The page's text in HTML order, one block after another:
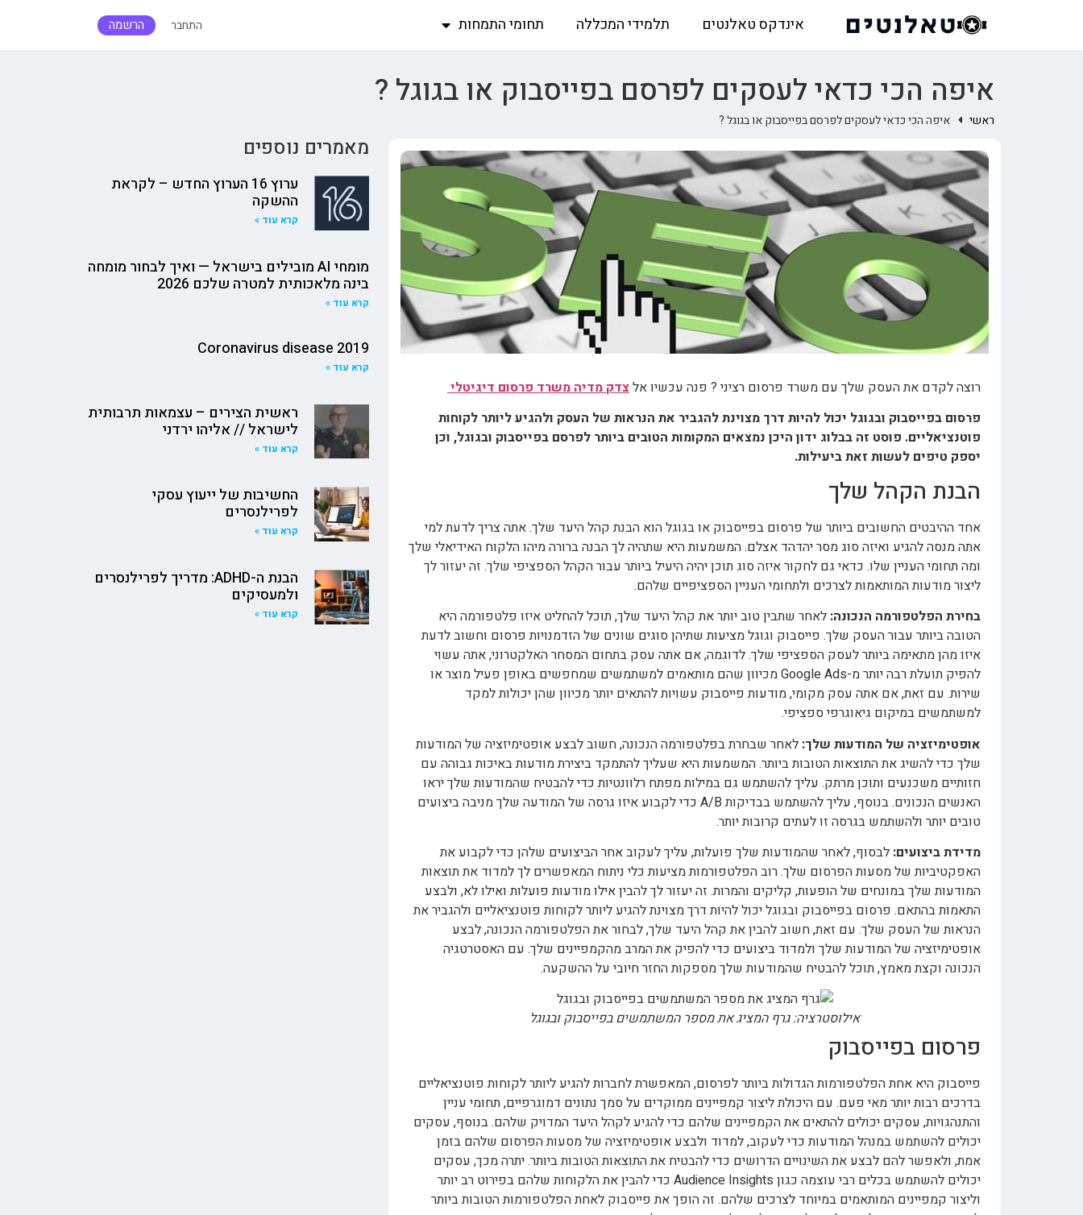
אינדקס טאלנטים תלמידי המכללה תחומי התמחות התחבר הרשמה
איפה הכי כדאי לעסקים לפרסם בפייסבוק או בגוגל ?
ראשי איפה הכי כדאי לעסקים לפרסם בפייסבוק או בגוגל ?
רוצה לקדם את העסק שלך עם משרד פרסום רציני ? פנה עכשיו אלצדק מדיה משרד פרסום דיגיטלי
פרסום בפייסבוק ובגוגל יכול להיות דרך מצוינת להגביר את הנראות של העסק ולהגיע ליותר לקוחות
פוטנציאליים. פוסט זה בבלוג ידון היכן נמצאים המקומות הטובים ביותר לפרסם בפייסבוק ובגוגל, וכן
יספק טיפים לעשות זאת ביעילות.
הבנת הקהל שלך
אחד ההיבטים החשובים ביותר של פרסום בפייסבוק או בגוגל הוא הבנת קהל היעד שלך. אתה צריך לדעת למי
אתה מנסה להגיע ואיזה סוג מסר יהדהד אצלם. המשמעות היא שתהיה לך הבנה ברורה מיהו הלקוח האידיאלי שלך
ומה תחומי העניין שלו. כדאי גם לחקור איזה סוג תוכן יהיה היעיל ביותר עבור הקהל הספציפי שלך. זה יעזור לך
ליצור מודעות המותאמות לצרכים ולתחומי העניין הספציפיים שלהם.
בחירת הפלטפורמה הנכונה: לאחר שתבין טוב יותר את קהל היעד שלך, תוכל להחליט איזו פלטפורמה היא
הטובה ביותר עבור העסק שלך. פייסבוק וגוגל מציעות שתיהן סוגים שונים של הזדמנויות פרסום וחשוב לדעת
איזו מהן מתאימה ביותר לעסק הספציפי שלך. לדוגמה, אם אתה עסק בתחום המסחר האלקטרוני, אתה עשוי
להפיק תועלת רבה יותר מ-Google Ads מכיוון שהם מותאמים למשתמשים שמחפשים באופן פעיל מוצר או
שירות. עם זאת, אם אתה עסק מקומי, מודעות פייסבוק עשויות להתאים יותר מכיוון שהן יכולות למקד
למשתמשים במיקום גיאוגרפי ספציפי.
אופטימיזציה של המודעות שלך: לאחר שבחרת בפלטפורמה הנכונה, חשוב לבצע אופטימיזציה של המודעות
שלך כדי להשיג את התוצאות הטובות ביותר. המשמעות היא שעליך להתמקד ביצירת מודעות באיכות גבוהה עם
חזותיים משכנעים ותוכן מרתק. עליך להשתמש גם במילות מפתח רלוונטיות כדי להבטיח שהמודעות שלך יראו
האנשים הנכונים. בנוסף, עליך להשתמש בבדיקות A/B כדי לקבוע איזו גרסה של המודעה שלך מניבה ביצועים
טובים יותר ולהשתמש בגרסה זו לעתים קרובות יותר.
מדידת ביצועים: לבסוף, לאחר שהמודעות שלך פועלות, עליך לעקוב אחר הביצועים שלהן כדי לקבוע את
האפקטיביות של מסעות הפרסום שלך. רוב הפלטפורמות מציעות כלי ניתוח המאפשרים לך למדוד את תוצאות
המודעות שלך במונחים של הופעות, קליקים והמרות. זה יעזור לך להבין אילו מודעות פועלות ואילו לא, ולבצע
התאמות בהתאם. פרסום בפייסבוק ובגוגל יכול להיות דרך מצוינת להגיע ליותר לקוחות פוטנציאליים ולהגביר את
הנראות של העסק שלך. עם זאת, חשוב להבין את קהל היעד שלך, לבחור את הפלטפורמה הנכונה, לבצע
אופטימיזציה של המודעות שלך ולמדוד ביצועים כדי להפיק את המרב מהקמפיינים שלך. עם האסטרטגיה
הנכונה וקצת מאמץ, תוכל להבטיח שהמודעות שלך מספקות החזר חיובי על ההשקעה.
אילוסטרציה: גרף המציג את מספר המשתמשים בפייסבוק ובגוגל
פרסום בפייסבוק
פייסבוק היא אחת הפלטפורמות הגדולות ביותר לפרסום, המאפשרת לחברות להגיע ליותר לקוחות פוטנציאליים
בדרכים רבות יותר מאי פעם. עם היכולת ליצור קמפיינים ממוקדים על סמך נתונים דמוגרפיים, תחומי עניין
והתנהגויות, עסקים יכולים להתאים את הקמפיינים שלהם כדי להגיע לקהל היעד המדויק שלהם. בנוסף, עסקים
יכולים להשתמש במנהל המודעות כדי לעקוב, למדוד ולבצע אופטימיזציה של מסעות הפרסום שלהם בזמן
אמת, ולאפשר להם לבצע את השינויים הדרושים כדי להבטיח את התוצאות הטובות ביותר. יתרה מכך, עסקים
יכולים להשתמש בכלים רבי עוצמה כגון Audience Insights כדי להבין את הלקוחות שלהם בפירוט רב יותר
וליצור קמפיינים המותאמים במיוחד לצרכים שלהם. זה הופך את פייסבוק לאחת הפלטפורמות הטובות ביותר
מאמרים נוספים
ערוץ 16 הערוץ החדש – לקראת
ההשקה
קרא עוד »
מומחי AI מובילים בישראל — ואיך לבחור מומחה
בינה מלאכותית למטרה שלכם 2026
קרא עוד »
Coronavirus disease 2019
קרא עוד »
ראשית הצירים – עצמאות תרבותית
לישראל // אליהו ירדני
קרא עוד »
החשיבות של ייעוץ עסקי
לפרילנסרים
קרא עוד »
הבנת ה-ADHD: מדריך לפרילנסרים
ולמעסיקים
קרא עוד »